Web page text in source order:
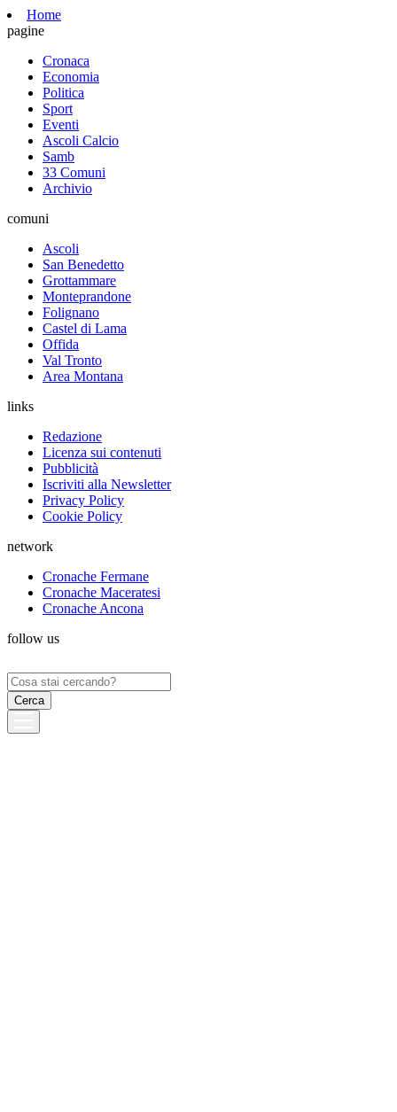
Home
pagine
Cronaca
Economia
Politica
Sport
Eventi
Ascoli Calcio
Samb
33 Comuni
Archivio
comuni
Ascoli
San Benedetto
Grottammare
Monteprandone
Folignano
Castel di Lama
Offida
Val Tronto
Area Montana
links
Redazione
Licenza sui contenuti
Pubblicità
Iscriviti alla Newsletter
Privacy Policy
Cookie Policy
network
Cronache Fermane
Cronache Maceratesi
Cronache Ancona
follow us
Ricerca
per: